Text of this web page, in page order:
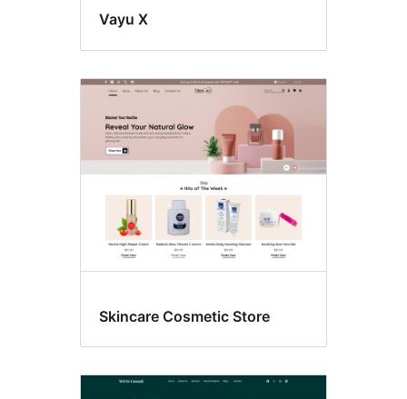
Vayu X
Skincare Cosmetic Store